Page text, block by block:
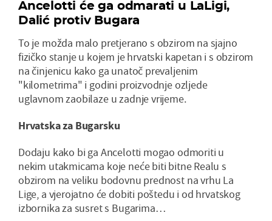
Ancelotti će ga odmarati u LaLigi,
Dalić protiv Bugara
To je možda malo pretjerano s obzirom na sjajno
fizičko stanje u kojem je hrvatski kapetan i s obzirom
na činjenicu kako ga unatoč prevaljenim
"kilometrima" i godini proizvodnje ozljede
uglavnom zaobilaze u zadnje vrijeme.
Hrvatska za Bugarsku
Dodaju kako bi ga Ancelotti mogao odmoriti u
nekim utakmicama koje neće biti bitne Realu s
obzirom na veliku bodovnu prednost na vrhu La
Lige, a vjerojatno će dobiti poštedu i od hrvatskog
izbornika za susret s Bugarima…